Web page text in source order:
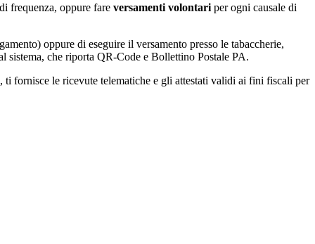
frequenza, oppure fare versamenti volontari per ogni causale di
oppure di eseguire il versamento presso le tabaccherie,
sistema, che riporta QR-Code e Bollettino Postale PA.
fornisce le ricevute telematiche e gli attestati validi ai fini fiscali per